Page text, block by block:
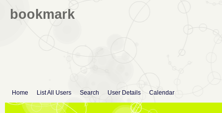
bookmark
Home List All Users Search User Details Calendar